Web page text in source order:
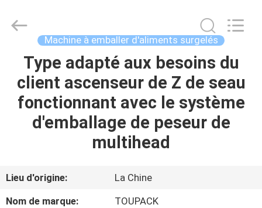
MAISON
PRODUITS
DE
NOUS
EQUIPMENT
Reserved.
Machine à emballer d'aliments surgelés
Type adapté aux besoins du
client ascenseur de Z de seau
fonctionnant avec le système
d'emballage de peseur de
multihead
Lieu d'origine:
La Chine
Nom de marque:
TOUPACK